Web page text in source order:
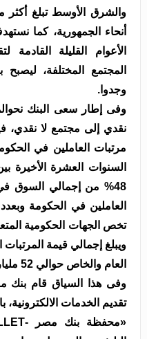
الأعوام القليلة القادمة
المجتمع المختلفة،
وجدوا.
وفى إطار سعى البنك
نقدي إلى مجتمع لا نقدي،
مرتبات العاملين في
السنوات العشرة الأخيرة
48% من إجمالي السوق
ويبلغ إجمالي قيمة
العام والخاص حوالي 52 مليار جنيه سنوياً.
وفى هذا السياق قام بنك
تقديم الخدمات